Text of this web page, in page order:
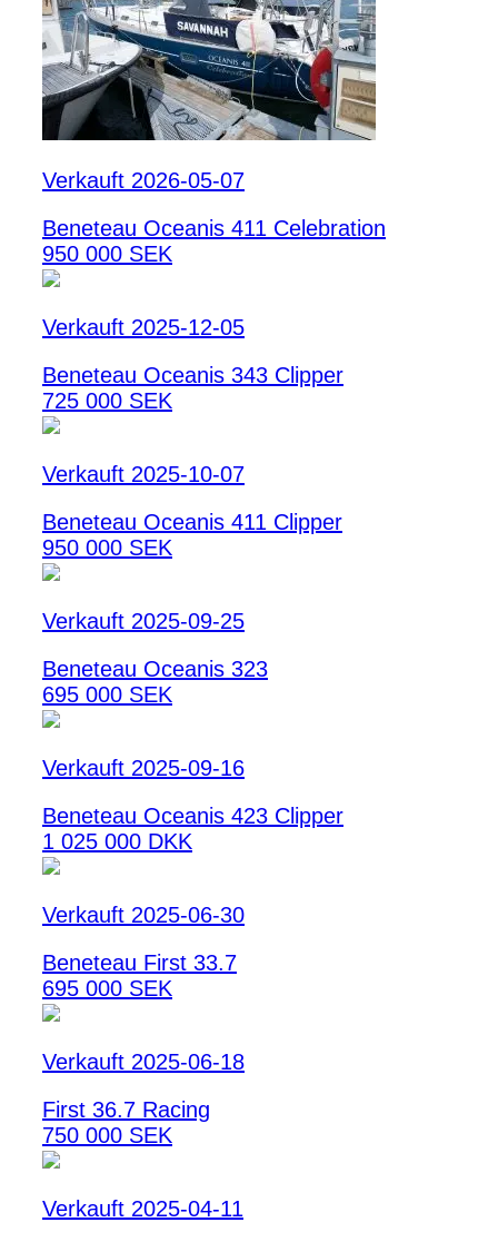
Verkauft 2026-05-07
Beneteau Oceanis 411 Celebration
950 000 SEK
Verkauft 2025-12-05
Beneteau Oceanis 343 Clipper
725 000 SEK
Verkauft 2025-10-07
Beneteau Oceanis 411 Clipper
950 000 SEK
Verkauft 2025-09-25
Beneteau Oceanis 323
695 000 SEK
Verkauft 2025-09-16
Beneteau Oceanis 423 Clipper
1 025 000 DKK
Verkauft 2025-06-30
Beneteau First 33.7
695 000 SEK
Verkauft 2025-06-18
First 36.7 Racing
750 000 SEK
Verkauft 2025-04-11